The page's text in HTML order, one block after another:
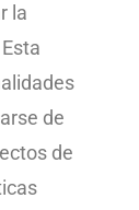
la
de
de